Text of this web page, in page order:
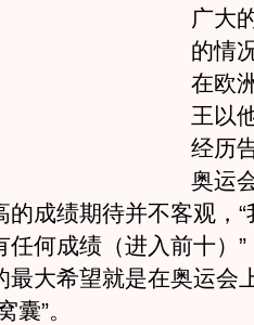
广大
的情
在欧
王以
经历
奥运
的成绩期待并不客观，
何成绩（进入前十）
最大希望就是在奥运会
囊”。